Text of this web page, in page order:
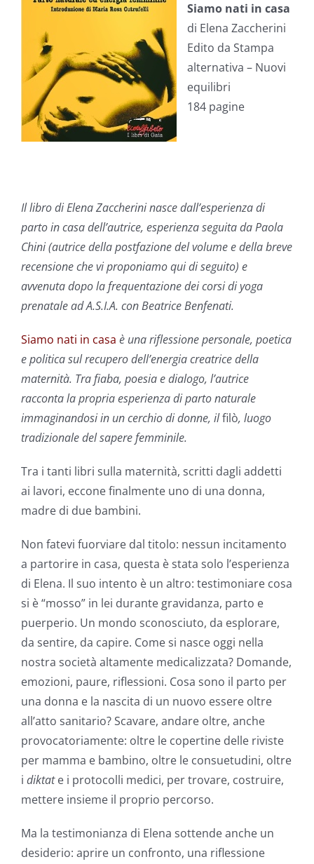
Siamo nati in casa
di Elena Zaccherini
Edito da Stampa
alternativa – Nuovi
equilibri
184 pagine
Il librodi Elena Zaccherininasce dall’esperienza di
parto in casa dell’autrice, esperienza seguita da Paola
Chini (autrice della postfazione del volume e della breve
recensione che vi proponiamo qui di seguito) e
avvenuta dopo la frequentazione dei corsi di yoga
prenatale ad A.S.I.A. con Beatrice Benfenati.
Siamo nati in casa è una riflessione personale, poetica
e politica sul recupero dell’energia creatrice della
maternità. Tra fiaba, poesia e dialogo, l’autrice
racconta la propria esperienza di parto naturale
immaginandosi in un cerchio di donne, ilfilò, luogo
tradizionale del sapere femminile.
Tra i tanti libri sulla maternità, scritti dagli addetti
ai lavori, eccone finalmente uno di una donna,
madre di due bambini.
Non fatevi fuorviare dal titolo: nessun incitamento
a partorire in casa, questa è stata solo l’esperienza
di Elena. Il suo intento è un altro: testimoniare cosa
si è “mosso” in lei durante gravidanza, parto e
puerperio. Un mondo sconosciuto, da esplorare,
da sentire, da capire. Come si nasce oggi nella
nostra società altamente medicalizzata? Domande,
emozioni, paure, riflessioni. Cosa sono il parto per
una donna e la nascita di un nuovo essere oltre
allʼatto sanitario? Scavare, andare oltre, anche
provocatoriamente: oltre le copertine delle riviste
per mamma e bambino, oltre le consuetudini, oltre
i diktate i protocolli medici, per trovare, costruire,
mettere insieme il proprio percorso.
Ma la testimonianza di Elena sottende anche un
desiderio: aprire un confronto, una riflessione